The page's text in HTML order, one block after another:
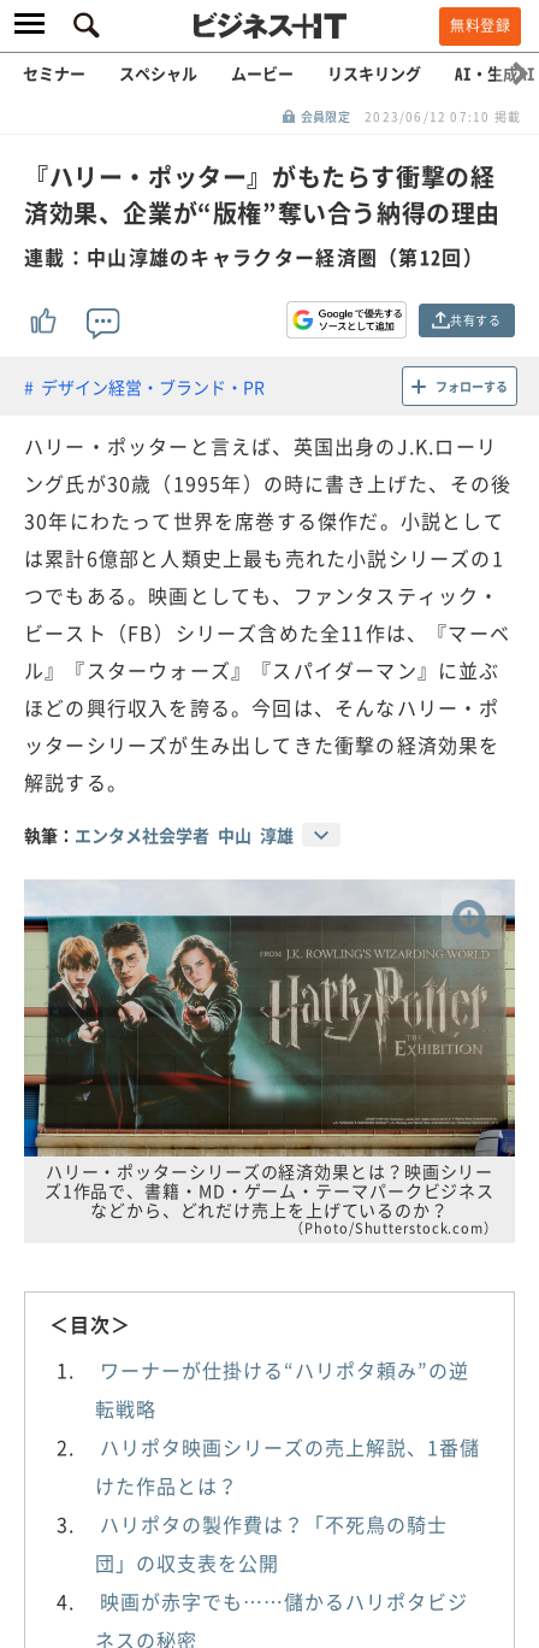
無料登録
セミナー スペシャル ムービー リスキリング AI・生成AI
会員限定 2023/06/12 07:10 掲載
『ハリー・ポッター』がもたらす衝撃の経
済効果、企業が“版権”奪い合う納得の理由
連載：中山淳雄のキャラクター経済圏（第12回）
共有する
デザイン経営・ブランド・PR フォローする
ハリー・ポッターと言えば、英国出身のJ.K.ローリ
ング氏が30歳（1995年）の時に書き上げた、その後
30年にわたって世界を席巻する傑作だ。小説として
は累計6億部と人類史上最も売れた小説シリーズの1
つでもある。映画としても、ファンタスティック・
ビースト（FB）シリーズ含めた全11作は、『マーベ
ル』『スターウォーズ』『スパイダーマン』に並ぶ
ほどの興行収入を誇る。今回は、そんなハリー・ポ
ッターシリーズが生み出してきた衝撃の経済効果を
解説する。
執筆： エンタメ社会学者 中山 淳雄
ハリー・ポッターシリーズの経済効果とは？映画シリー
ズ1作品で、書籍・MD・ゲーム・テーマパークビジネス
などから、どれだけ売上を上げているのか？
（Photo/Shutterstock.com）
＜目次＞
ワーナーが仕掛ける“ハリポタ頼み”の逆
転戦略
ハリポタ映画シリーズの売上解説、1番儲
けた作品とは？
ハリポタの製作費は？「不死鳥の騎士
団」の収支表を公開
映画が赤字でも……儲かるハリポタビジ
ネスの秘密